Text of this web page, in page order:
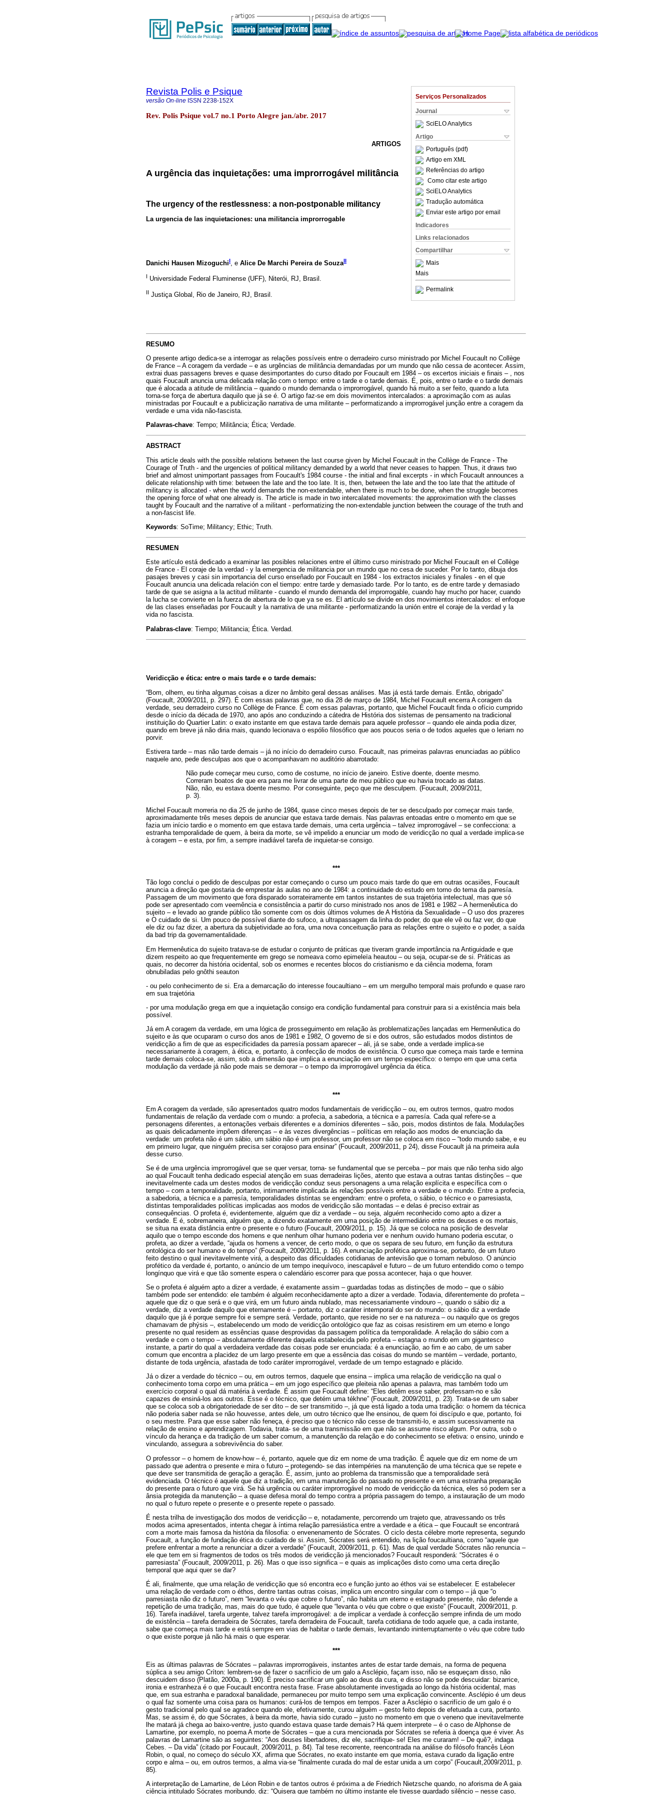
Serviços Personalizados
Journal
SciELO Analytics
Artigo
Português (pdf)
Artigo em XML
Referências do artigo
Como citar este artigo
SciELO Analytics
Tradução automática
Enviar este artigo por email
Indicadores
Links relacionados
Compartilhar
Mais
Mais
Permalink
Revista Polis e Psique
versão On-line ISSN 2238-152X
Rev. Polis Psique vol.7 no.1 Porto Alegre jan./abr. 2017
ARTIGOS
A urgência das inquietações: uma improrrogável militância
The urgency of the restlessness: a non-postponable militancy
La urgencia de las inquietaciones: una militancia improrrogable
Danichi Hausen MizoguchiI , e Alice De Marchi Pereira de SouzaII
I Universidade Federal Fluminense (UFF), Niterói, RJ, Brasil.
II Justiça Global, Rio de Janeiro, RJ, Brasil.
RESUMO
O presente artigo dedica-se a interrogar as relações possíveis entre o derradeiro curso ministrado por Michel Foucault no Collège
de France – A coragem da verdade – e as urgências de militância demandadas por um mundo que não cessa de acontecer. Assim,
extrai duas passagens breves e quase desimportantes do curso ditado por Foucault em 1984 – os excertos iniciais e finais – , nos
quais Foucault anuncia uma delicada relação com o tempo: entre o tarde e o tarde demais. É, pois, entre o tarde e o tarde demais
que é alocada a atitude de militância – quando o mundo demanda o improrrogável, quando há muito a ser feito, quando a luta
torna-se força de abertura daquilo que já se é. O artigo faz-se em dois movimentos intercalados: a aproximação com as aulas
ministradas por Foucault e a publicização narrativa de uma militante – performatizando a improrrogável junção entre a coragem da
verdade e uma vida não-fascista.
Palavras-chave: Tempo; Militância; Ética; Verdade.
ABSTRACT
This article deals with the possible relations between the last course given by Michel Foucault in the Collège de France - The
Courage of Truth - and the urgencies of political militancy demanded by a world that never ceases to happen. Thus, it draws two
brief and almost unimportant passages from Foucault's 1984 course - the initial and final excerpts - in which Foucault announces a
delicate relationship with time: between the late and the too late. It is, then, between the late and the too late that the attitude of
militancy is allocated - when the world demands the non-extendable, when there is much to be done, when the struggle becomes
the opening force of what one already is. The article is made in two intercalated movements: the approximation with the classes
taught by Foucault and the narrative of a militant - performatizing the non-extendable junction between the courage of the truth and
a non-fascist life.
Keywords: SoTime; Militancy; Ethic; Truth.
RESUMEN
Este artículo está dedicado a examinar las posibles relaciones entre el último curso ministrado por Michel Foucault en el Collège
de France - El coraje de la verdad - y la emergencia de militancia por un mundo que no cesa de suceder. Por lo tanto, dibuja dos
pasajes breves y casi sin importancia del curso enseñado por Foucault en 1984 - los extractos iniciales y finales - en el que
Foucault anuncia una delicada relación con el tiempo: entre tarde y demasiado tarde. Por lo tanto, es de entre tarde y demasiado
tarde de que se asigna a la actitud militante - cuando el mundo demanda del improrrogable, cuando hay mucho por hacer, cuando
la lucha se convierte en la fuerza de abertura de lo que ya se es. El artículo se divide en dos movimientos intercalados: el enfoque
de las clases enseñadas por Foucault y la narrativa de una militante - performatizando la unión entre el coraje de la verdad y la
vida no fascista.
Palabras-clave: Tiempo; Militancia; Ética. Verdad.
Veridicção e ética: entre o mais tarde e o tarde demais:
“Bom, olhem, eu tinha algumas coisas a dizer no âmbito geral dessas análises. Mas já está tarde demais. Então, obrigado”
(Foucault, 2009/2011, p. 297). É com essas palavras que, no dia 28 de março de 1984, Michel Foucault encerra A coragem da
verdade, seu derradeiro curso no Collège de France. É com essas palavras, portanto, que Michel Foucault finda o ofício cumprido
desde o início da década de 1970, ano após ano conduzindo a cátedra de História dos sistemas de pensamento na tradicional
instituição do Quartier Latin: o exato instante em que estava tarde demais para aquele professor – quando ele ainda podia dizer,
quando em breve já não diria mais, quando lecionava o espólio filosófico que aos poucos seria o de todos aqueles que o leriam no
porvir.
Estivera tarde – mas não tarde demais – já no início do derradeiro curso. Foucault, nas primeiras palavras enunciadas ao público
naquele ano, pede desculpas aos que o acompanhavam no auditório abarrotado:
Não pude começar meu curso, como de costume, no início de janeiro. Estive doente, doente mesmo.
Correram boatos de que era para me livrar de uma parte de meu público que eu havia trocado as datas.
Não, não, eu estava doente mesmo. Por conseguinte, peço que me desculpem. (Foucault, 2009/2011,
p. 3).
Michel Foucault morreria no dia 25 de junho de 1984, quase cinco meses depois de ter se desculpado por começar mais tarde,
aproximadamente três meses depois de anunciar que estava tarde demais. Nas palavras entoadas entre o momento em que se
fazia um início tardio e o momento em que estava tarde demais, uma certa urgência – talvez improrrogável – se confecciona: a
estranha temporalidade de quem, à beira da morte, se vê impelido a enunciar um modo de veridicção no qual a verdade implica-se
à coragem – e esta, por fim, a sempre inadiável tarefa de inquietar-se consigo.
***
Tão logo conclui o pedido de desculpas por estar começando o curso um pouco mais tarde do que em outras ocasiões, Foucault
anuncia a direção que gostaria de emprestar às aulas no ano de 1984: a continuidade do estudo em torno do tema da parresía.
Passagem de um movimento que fora disparado sorrateiramente em tantos instantes de sua trajetória intelectual, mas que só
pode ser apresentado com veemência e consistência a partir do curso ministrado nos anos de 1981 e 1982 – A hermenêutica do
sujeito – e levado ao grande público tão somente com os dois últimos volumes de A História da Sexualidade – O uso dos prazeres
e O cuidado de si. Um pouco de possível diante do sufoco, a ultrapassagem da linha do poder, do que ele vê ou faz ver, do que
ele diz ou faz dizer, a abertura da subjetividade ao fora, uma nova conceituação para as relações entre o sujeito e o poder, a saída
da bad trip da governamentalidade.
Em Hermenêutica do sujeito tratava-se de estudar o conjunto de práticas que tiveram grande importância na Antiguidade e que
dizem respeito ao que frequentemente em grego se nomeava como epimeleïa heautou – ou seja, ocupar-se de si. Práticas as
quais, no decorrer da história ocidental, sob os enormes e recentes blocos do cristianismo e da ciência moderna, foram
obnubiladas pelo gnôthi seauton
- ou pelo conhecimento de si. Era a demarcação do interesse foucaultiano – em um mergulho temporal mais profundo e quase raro
em sua trajetória
- por uma modulação grega em que a inquietação consigo era condição fundamental para construir para si a existência mais bela
possível.
Já em A coragem da verdade, em uma lógica de prosseguimento em relação às problematizações lançadas em Hermenêutica do
sujeito e às que ocuparam o curso dos anos de 1981 e 1982, O governo de si e dos outros, são estudados modos distintos de
veridicção a fim de que as especificidades da parresía possam aparecer – ali, já se sabe, onde a verdade implica-se
necessariamente à coragem, à ética, e, portanto, à confecção de modos de existência. O curso que começa mais tarde e termina
tarde demais coloca-se, assim, sob a dimensão que implica a enunciação em um tempo específico: o tempo em que uma certa
modulação da verdade já não pode mais se demorar – o tempo da improrrogável urgência da ética.
***
Em A coragem da verdade, são apresentados quatro modos fundamentais de veridicção – ou, em outros termos, quatro modos
fundamentais de relação da verdade com o mundo: a profecia, a sabedoria, a técnica e a parresía. Cada qual refere-se a
personagens diferentes, a entonações verbais diferentes e a domínios diferentes – são, pois, modos distintos de fala. Modulações
as quais delicadamente impõem diferenças – e às vezes divergências – políticas em relação aos modos de enunciação da
verdade: um profeta não é um sábio, um sábio não é um professor, um professor não se coloca em risco – “todo mundo sabe, e eu
em primeiro lugar, que ninguém precisa ser corajoso para ensinar” (Foucault, 2009/2011, p 24), disse Foucault já na primeira aula
desse curso.
Se é de uma urgência improrrogável que se quer versar, torna- se fundamental que se perceba – por mais que não tenha sido algo
ao qual Foucault tenha dedicado especial atenção em suas derradeiras lições, atento que estava a outras tantas distinções – que
inevitavelmente cada um destes modos de veridicção conduz seus personagens a uma relação explícita e específica com o
tempo – com a temporalidade, portanto, intimamente implicada às relações possíveis entre a verdade e o mundo. Entre a profecia,
a sabedoria, a técnica e a parresía, temporalidades distintas se engendram: entre o profeta, o sábio, o técnico e o parresiasta,
distintas temporalidades políticas implicadas aos modos de veridicção são montadas – e delas é preciso extrair as
consequências. O profeta é, evidentemente, alguém que diz a verdade – ou seja, alguém reconhecido como apto a dizer a
verdade. E é, sobremaneira, alguém que, a dizendo exatamente em uma posição de intermediário entre os deuses e os mortais,
se situa na exata distância entre o presente e o futuro (Foucault, 2009/2011, p. 15). Já que se coloca na posição de desvelar
aquilo que o tempo esconde dos homens e que nenhum olhar humano poderia ver e nenhum ouvido humano poderia escutar, o
profeta, ao dizer a verdade, “ajuda os homens a vencer, de certo modo, o que os separa de seu futuro, em função da estrutura
ontológica do ser humano e do tempo” (Foucault, 2009/2011, p. 16). A enunciação profética aproxima-se, portanto, de um futuro
feito destino o qual inevitavelmente virá, a despeito das dificuldades cotidianas de antevisão que o tornam nebuloso. O anúncio
profético da verdade é, portanto, o anúncio de um tempo inequívoco, inescapável e futuro – de um futuro entendido como o tempo
longínquo que virá e que tão somente espera o calendário escorrer para que possa acontecer, haja o que houver.
Se o profeta é alguém apto a dizer a verdade, é exatamente assim – guardadas todas as distinções de modo – que o sábio
também pode ser entendido: ele também é alguém reconhecidamente apto a dizer a verdade. Todavia, diferentemente do profeta –
aquele que diz o que será e o que virá, em um futuro ainda nublado, mas necessariamente vindouro –, quando o sábio diz a
verdade, diz a verdade daquilo que eternamente é – portanto, diz o caráter intemporal do ser do mundo: o sábio diz a verdade
daquilo que já é porque sempre foi e sempre será. Verdade, portanto, que reside no ser e na natureza – ou naquilo que os gregos
chamavam de phýsis –, estabelecendo um modo de veridicção ontológico que faz as coisas resistirem em um eterno e longo
presente no qual residem as essências quase desprovidas da passagem política da temporalidade. A relação do sábio com a
verdade e com o tempo – absolutamente diferente daquela estabelecida pelo profeta – estagna o mundo em um gigantesco
instante, a partir do qual a verdadeira verdade das coisas pode ser enunciada: é a enunciação, ao fim e ao cabo, de um saber
comum que encontra a placidez de um largo presente em que a essência das coisas do mundo se mantém – verdade, portanto,
distante de toda urgência, afastada de todo caráter improrrogável, verdade de um tempo estagnado e plácido.
Já o dizer a verdade do técnico – ou, em outros termos, daquele que ensina – implica uma relação de veridicção na qual o
conhecimento toma corpo em uma prática – em um jogo específico que pleiteia não apenas a palavra, mas também todo um
exercício corporal o qual dá matéria à verdade. É assim que Foucault define: “Eles detêm esse saber, professam-no e são
capazes de ensiná-los aos outros. Esse é o técnico, que detém uma tékhne” (Foucault, 2009/2011, p. 23). Trata-se de um saber
que se coloca sob a obrigatoriedade de ser dito – de ser transmitido –, já que está ligado a toda uma tradição: o homem da técnica
não poderia saber nada se não houvesse, antes dele, um outro técnico que lhe ensinou, de quem foi discípulo e que, portanto, foi
o seu mestre. Para que esse saber não feneça, é preciso que o técnico não cesse de transmiti-lo, e assim sucessivamente na
relação de ensino e aprendizagem. Todavia, trata- se de uma transmissão em que não se assume risco algum. Por outra, sob o
vínculo da herança e da tradição de um saber comum, a manutenção da relação e do conhecimento se efetiva: o ensino, unindo e
vinculando, assegura a sobrevivência do saber.
O professor – o homem de know-how – é, portanto, aquele que diz em nome de uma tradição. É aquele que diz em nome de um
passado que adentra o presente e mira o futuro – protegendo- se das intempéries na manutenção de uma técnica que se repete e
que deve ser transmitida de geração a geração. É, assim, junto ao problema da transmissão que a temporalidade será
evidenciada. O técnico é aquele que diz a tradição, em uma manutenção do passado no presente e em uma estranha preparação
do presente para o futuro que virá. Se há urgência ou caráter improrrogável no modo de veridicção da técnica, eles só podem ser a
ânsia protegida da manutenção – a quase defesa moral do tempo contra a própria passagem do tempo, a instauração de um modo
no qual o futuro repete o presente e o presente repete o passado.
É nesta trilha de investigação dos modos de veridicção – e, notadamente, percorrendo um trajeto que, atravessando os três
modos acima apresentados, intenta chegar à íntima relação parresiástica entre a verdade e a ética – que Foucault se encontrará
com a morte mais famosa da história da filosofia: o envenenamento de Sócrates. O ciclo desta célebre morte representa, segundo
Foucault, a função de fundação ética do cuidado de si. Assim, Sócrates será entendido, na lição foucaultiana, como “aquele que
prefere enfrentar a morte a renunciar a dizer a verdade” (Foucault, 2009/2011, p. 61). Mas de qual verdade Sócrates não renuncia –
ele que tem em si fragmentos de todos os três modos de veridicção já mencionados? Foucault responderá: “Sócrates é o
parresiasta” (Foucault, 2009/2011, p. 26). Mas o que isso significa – e quais as implicações disto como uma certa direção
temporal que aqui quer se dar?
É ali, finalmente, que uma relação de veridicção que só encontra eco e função junto ao éthos vai se estabelecer. E estabelecer
uma relação de verdade com o éthos, dentre tantas outras coisas, implica um encontro singular com o tempo – já que “o
parresiasta não diz o futuro”, nem “levanta o véu que cobre o futuro”, não habita um eterno e estagnado presente, não defende a
repetição de uma tradição, mas, mais do que tudo, é aquele que “levanta o véu que cobre o que existe” (Foucault, 2009/2011, p.
16). Tarefa inadiável, tarefa urgente, talvez tarefa improrrogável: a de implicar a verdade à confecção sempre infinda de um modo
de existência – tarefa derradeira de Sócrates, tarefa derradeira de Foucault, tarefa cotidiana de todo aquele que, a cada instante,
sabe que começa mais tarde e está sempre em vias de habitar o tarde demais, levantando ininterruptamente o véu que cobre tudo
o que existe porque já não há mais o que esperar.
***
Eis as últimas palavras de Sócrates – palavras improrrogáveis, instantes antes de estar tarde demais, na forma de pequena
súplica a seu amigo Críton: lembrem-se de fazer o sacrifício de um galo a Asclépio, façam isso, não se esqueçam disso, não
descuidem disso (Platão, 2000a, p. 190). É preciso sacrificar um galo ao deus da cura, e disso não se pode descuidar: bizarrice,
ironia e estranheza é o que Foucault encontra nesta frase. Frase absolutamente investigada ao longo da história ocidental, mas
que, em sua estranha e paradoxal banalidade, permaneceu por muito tempo sem uma explicação convincente. Asclépio é um deus
o qual faz somente uma coisa para os humanos: curá-los de tempos em tempos. Fazer a Asclépio o sacrifício de um galo é o
gesto tradicional pelo qual se agradece quando ele, efetivamente, curou alguém – gesto feito depois de efetuada a cura, portanto.
Mas, se assim é, do que Sócrates, à beira da morte, havia sido curado – justo no momento em que o veneno que inevitavelmente
lhe matará já chega ao baixo-ventre, justo quando estava quase tarde demais? Há quem interprete – é o caso de Alphonse de
Lamartine, por exemplo, no poema A morte de Sócrates – que a cura mencionada por Sócrates se referia à doença que é viver. As
palavras de Lamartine são as seguintes: “Aos deuses libertadores, diz ele, sacrifique- se! Eles me curaram! – De quê?, indaga
Cebes. – Da vida” (citado por Foucault, 2009/2011, p. 84). Tal tese recorrente, reencontrada na análise do filósofo francês Léon
Robin, o qual, no começo do século XX, afirma que Sócrates, no exato instante em que morria, estava curado da ligação entre
corpo e alma – ou, em outros termos, a alma via-se “finalmente curada do mal de estar unida a um corpo” (Foucault,2009/2011, p.
85).
A interpretação de Lamartine, de Léon Robin e de tantos outros é próxima a de Friedrich Nietzsche quando, no aforisma de A gaia
ciência intitulado Sócrates moribundo, diz: “Quisera que também no último instante ele tivesse guardado silêncio – nesse caso,